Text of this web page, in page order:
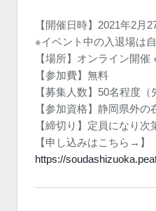
【開催日時】2021年2月
※イベント中の入退場は
【場所】オンライン開催
【参加費】無料
【募集人数】50名程度（
【参加資格】静岡県外の
【締切り】定員になり次
【申し込みはこちら→】
https://